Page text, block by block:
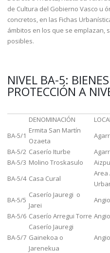
de Cultura del Gobierno Vasco u
concretos, en las Fichas
ámbitos en los que se emplazan,
posibles.
NIVEL BA-5:
PROTECCIÓN A
DENOMINACIÓN
BA-5/1
Ermita San Martín
Ozaeta
BA-5/2 Caserío Iturbe
BA-5/3 Molino Troskasulo
BA-5/4 Casa Cural
Area
BA-5/5
Caserío Jauregi o
Jarei
BA-5/6 Caserío Arregui Torre
BA-5/7
Caserío Jauregi
Gainekoa o
Jarenekua